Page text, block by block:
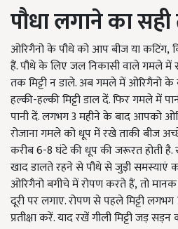
पौधा लगाने का सही
ओरिगैनो के पौधे को आप बीज या कटिंग,
हैं. पौधे के लिए जल निकासी वाले गमले में
तक मिट्टी न डाले. अब गमले में ओरिगैनो
हल्की-हल्की मिट्टी डाल दें. फिर गमले में
पानी दें. लगभग 3 महीने के बाद आपको
रोजाना गमले को धूप में रखे ताकी बीज
करीब 6-8 घंटे की धूप की जरूरत होती
खाद डालते रहने से पौधे से जुड़ी
ओरिगैनो बगीचे में रोपण करते हैं, तो
दूरी पर लगाए. रोपण से पहले मिट्टी लगभग
प्रतीक्षा करें. याद रखें गीली मिट्टी जड़